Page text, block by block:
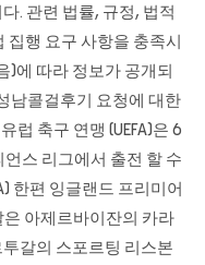
. 관련 법률, 규정, 법적
집행 요구 사항을 충족시
)에 따라 정보가 공개되
남콜걸후기 요청에 대한
럽 ​​축구 연맹 (UEFA)은 6
언스 리그에서 출전 할 수
한편 잉글랜드 프리미어
아제르바이잔의 카라
갈의 스포르팅 리스본